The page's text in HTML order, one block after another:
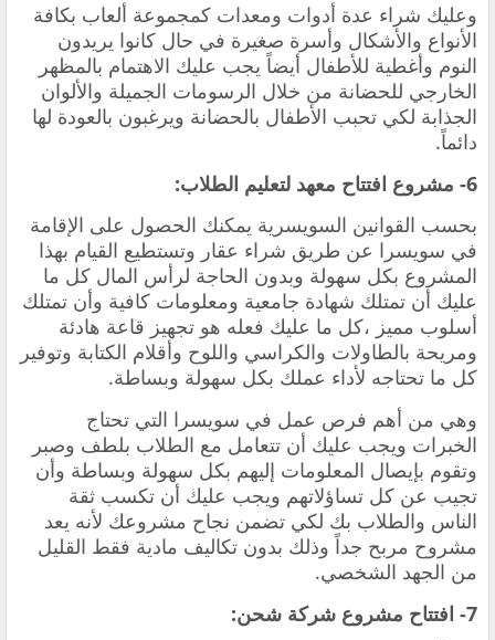
وعليك شراء عدة أدوات ومعدات كمجموعة ألعاب بكافة
الأنواع والأشكال وأسرة صغيرة في حال كانوا يريدون
النوم وأغطية للأطفال أيضاً يجب عليك الاهتمام بالمظهر
الخارجي للحضانة من خلال الرسومات الجميلة والألوان
الجذابة لكي تحبب الأطفال بالحضانة ويرغبون بالعودة لها
دائماً.
6- مشروع افتتاح معهد لتعليم الطلاب:
بحسب القوانين السويسرية يمكنك الحصول على الإقامة
في سويسرا عن طريق شراء عقار وتستطيع القيام بهذا
المشروع بكل سهولة وبدون الحاجة لرأس المال كل ما
عليك أن تمتلك شهادة جامعية ومعلومات كافية وأن تمتلك
أسلوب مميز ،كل ما عليك فعله هو تجهيز قاعة هادئة
ومريحة بالطاولات والكراسي واللوح وأقلام الكتابة وتوفير
كل ما تحتاجه لأداء عملك بكل سهولة وبساطة.
وهي من أهم فرص عمل في سويسرا التي تحتاج
الخبرات ويجب عليك أن تتعامل مع الطلاب بلطف وصبر
وتقوم بإيصال المعلومات إليهم بكل سهولة وبساطة وأن
تجيب عن كل تساؤلاتهم ويجب عليك أن تكسب ثقة
الناس والطلاب بك لكي تضمن نجاح مشروعك لأنه يعد
مشروح مربح جداً وذلك بدون تكاليف مادية فقط القليل
من الجهد الشخصي.
7- افتتاح مشروع شركة شحن: